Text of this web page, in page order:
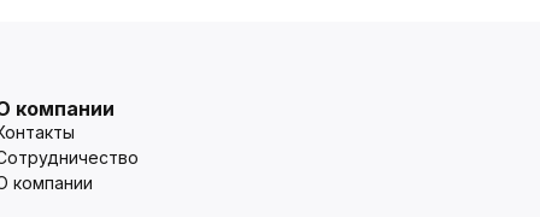
компании
компании